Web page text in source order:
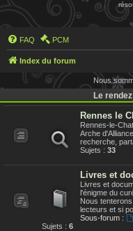
FAQ PCM
Index du forum
Nous
Le
Rennes le
Rennes-le-
Arche
recherche,
Sujets : 33
Livres et
Livres et
l'énigme du
Nous
lecteurs et si
Sous-forum :
Sujets : 6